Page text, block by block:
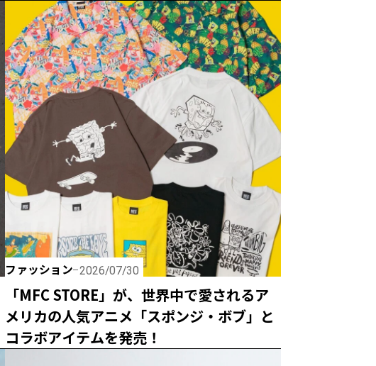
ファッション 2026/07/30
「MFC STORE」が、世界中で愛されるア
メリカの人気アニメ「スポンジ・ボブ」と
コラボアイテムを発売！